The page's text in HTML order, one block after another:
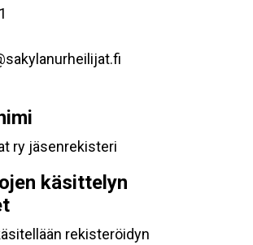
ry jäsenrekisteri
käsittelyn
rekisteröidyn